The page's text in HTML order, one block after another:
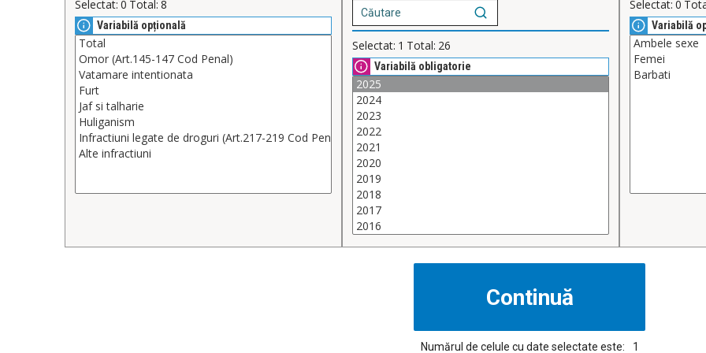
Selectat: 0 Total: 8
Variabilă opțională
Selectat: 1 Total: 26
Variabilă obligatorie
Selectat: 0
Variabilă
Numărul de celule cu date selectate este: 1